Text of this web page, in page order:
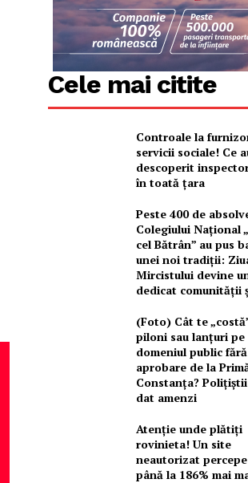
Cele mai citite
Controale la
servicii sociale! Ce
descoperit
în toată țara
Peste 400 de
Colegiului Național
cel Bătrân” au pus
unei noi tradiții:
Mircistului devine
dedicat comunității
(Foto) Cât te
piloni sau lanțuri pe
domeniul public fără
aprobare de la
Constanța?
dat amenzi
Atenție unde plătiți
rovinieta! Un site
neautorizat
până la 186% mai